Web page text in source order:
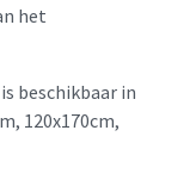
het
beschikbaar in
120x170cm,